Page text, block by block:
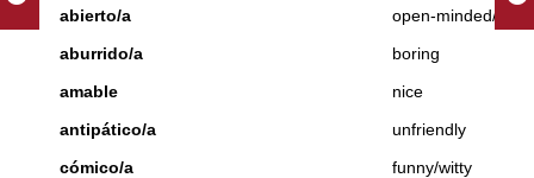
abierto/a
open-minded/
aburrido/a
boring
amable
nice
antipático/a
unfriendly
cómico/a
funny/witty